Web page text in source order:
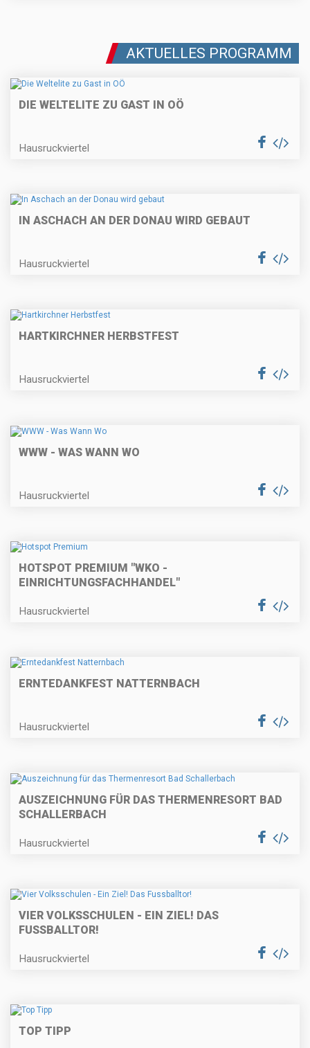
AKTUELLES PROGRAMM
DIE WELTELITE ZU GAST IN OÖ
Hausruckviertel
IN ASCHACH AN DER DONAU WIRD GEBAUT
Hausruckviertel
HARTKIRCHNER HERBSTFEST
Hausruckviertel
WWW - WAS WANN WO
Hausruckviertel
HOTSPOT PREMIUM "WKO -
EINRICHTUNGSFACHHANDEL"
Hausruckviertel
ERNTEDANKFEST NATTERNBACH
Hausruckviertel
AUSZEICHNUNG FÜR DAS THERMENRESORT BAD
SCHALLERBACH
Hausruckviertel
VIER VOLKSSCHULEN - EIN ZIEL! DAS
FUSSBALLTOR!
Hausruckviertel
TOP TIPP